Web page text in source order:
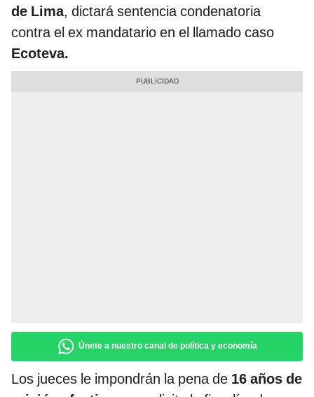
de Lima, dictará sentencia condenatoria
contra el ex mandatario en el llamado caso
Ecoteva.
Únete a nuestro canal de política y economía
Los jueces le impondrán la pena de 16 años de